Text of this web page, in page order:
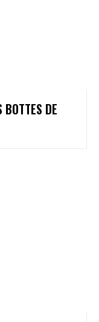
BOTTES DE